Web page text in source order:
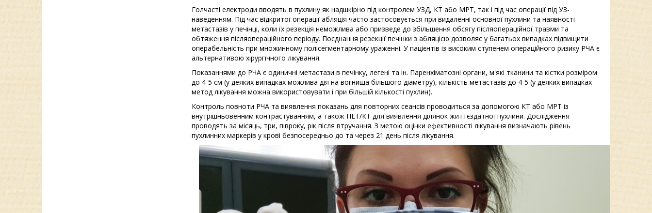
Голчасті електроди вводять в пухлину як надшкірно під контролем УЗД, КТ або МРТ, так і під час операції під УЗ-
наведенням. Під час відкритої операції абляція часто застосовується при видаленні основної пухлини та наявності
метастазів у печінці, коли їх резекція неможлива або призведе до збільшення обсягу післяопераційної травми та
обтяження післяопераційного періоду. Поєднання резекції печінки з абляцією дозволяє у багатьох випадках підвищити
операбельність при множинному полісегментарному ураженні. У пацієнтів із високим ступенем операційного ризику РЧА є
альтернативою хірургічного лікування.
Показаннями до РЧА є одиничні метастази в печінку, легені та ін. Паренхіматозні органи, м'які тканини та кістки розміром
до 4-5 см (у деяких випадках можлива дія на вогнища більшого діаметру), кількість метастазів до 4-5 (у деяких випадках
метод лікування можна використовувати і при більшій кількості пухлин).
Контроль повноти РЧА та виявлення показань для повторних сеансів проводиться за допомогою КТ або МРТ із
внутрішньовенним контрастуванням, а також ПЕТ/КТ для виявлення ділянок життєздатної пухлини. Дослідження
проводять за місяць, три, півроку, рік після втручання. З метою оцінки ефективності лікування визначають рівень
пухлинних маркерів у крові безпосередньо до та через 21 день після лікування.